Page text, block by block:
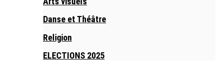
Danse et Théâtre
Religion
ELECTIONS 2025